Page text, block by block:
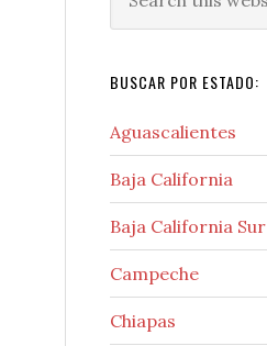
this
BUSCAR POR ESTADO:
Aguascalientes
Baja California
Baja California Sur
Campeche
Chiapas